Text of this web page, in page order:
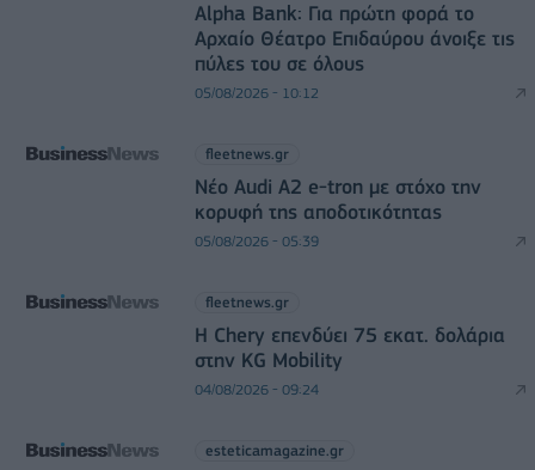
Alpha Bank: Για πρώτη φορά το
Αρχαίο Θέατρο Επιδαύρου άνοιξε τις
πύλες του σε όλους
05/08/2026 - 10:12
fleetnews.gr
Νέο Audi A2 e-tron με στόχο την
κορυφή της αποδοτικότητας
05/08/2026 - 05:39
fleetnews.gr
Η Chery επενδύει 75 εκατ. δολάρια
στην KG Mobility
04/08/2026 - 09:24
esteticamagazine.gr